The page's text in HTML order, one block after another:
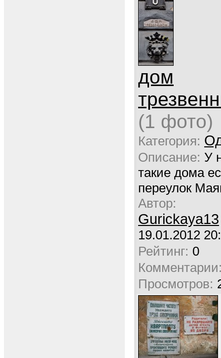
дом
(1 фото)
Категория:
Описание: У
такие дома
переулок
Автор:
Gurickaya13
19.01.2012
Рейтинг: 0
Просмотров: